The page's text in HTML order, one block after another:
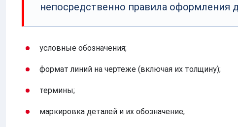
непосредственно правила оформления
условные обозначения;
формат линий на чертеже (включая их толщину);
термины;
маркировка деталей и их обозначение;